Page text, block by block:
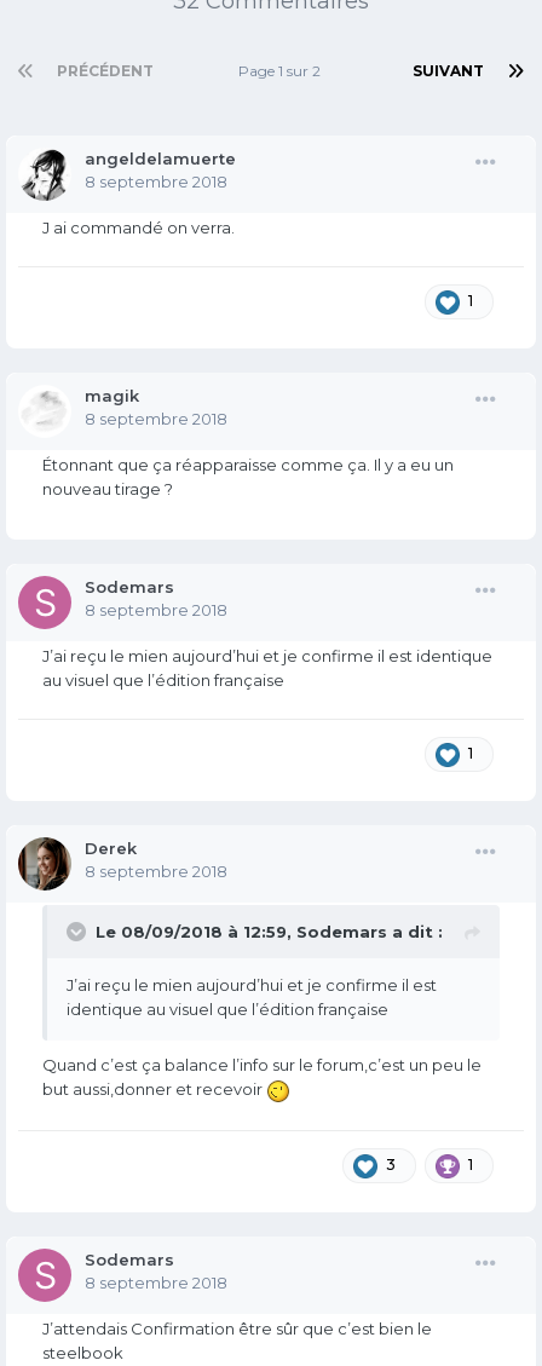
PRÉCÉDENT SUIVANT
Page 1 sur 2
angeldelamuerte
8 septembre 2018
J ai commandé on verra.
1
magik
8 septembre 2018
Étonnant que ça réapparaisse comme ça. Il y a eu un
nouveau tirage ?
Sodemars
8 septembre 2018
J’ai reçu le mien aujourd’hui et je confirme il est identique
au visuel que l’édition française
1
Derek
8 septembre 2018
Le 08/09/2018 à 12:59, Sodemars a dit :
J’ai reçu le mien aujourd’hui et je confirme il est
identique au visuel que l’édition française
Quand c’est ça balance l’info sur le forum,c’est un peu le
but aussi,donner et recevoir
3 1
Sodemars
8 septembre 2018
J’attendais Confirmation être sûr que c’est bien le
steelbook